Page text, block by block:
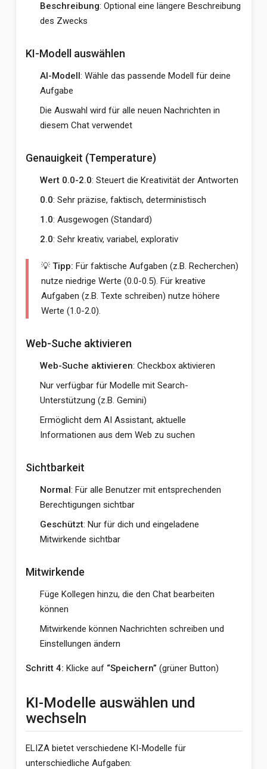
Beschreibung: Optional eine längere Beschreibung
des Zwecks
KI-Modell auswählen
AI-Modell: Wähle das passende Modell für deine
Aufgabe
Die Auswahl wird für alle neuen Nachrichten in
diesem Chat verwendet
Genauigkeit (Temperature)
Wert 0.0-2.0: Steuert die Kreativität der Antworten
0.0: Sehr präzise, faktisch, deterministisch
1.0: Ausgewogen (Standard)
2.0: Sehr kreativ, variabel, explorativ
💡 Tipp: Für faktische Aufgaben (z.B. Recherchen)
nutze niedrige Werte (0.0-0.5). Für kreative
Aufgaben (z.B. Texte schreiben) nutze höhere
Werte (1.0-2.0).
Web-Suche aktivieren
Web-Suche aktivieren: Checkbox aktivieren
Nur verfügbar für Modelle mit Search-
Unterstützung (z.B. Gemini)
Ermöglicht dem AI Assistant, aktuelle
Informationen aus dem Web zu suchen
Sichtbarkeit
Normal: Für alle Benutzer mit entsprechenden
Berechtigungen sichtbar
Geschützt: Nur für dich und eingeladene
Mitwirkende sichtbar
Mitwirkende
Füge Kollegen hinzu, die den Chat bearbeiten
können
Mitwirkende können Nachrichten schreiben und
Einstellungen ändern
Schritt 4: Klicke auf “Speichern” (grüner Button)
KI-Modelle auswählen und
wechseln
ELIZA bietet verschiedene KI-Modelle für
unterschiedliche Aufgaben: